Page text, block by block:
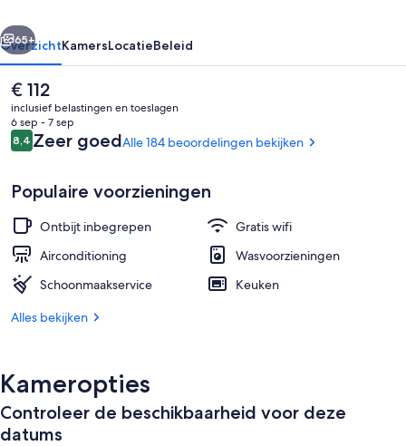
Voorkant van accommodatie
Volgende
65+
OverzichtKamersLocatieBeleid
De
huidige
prijs
is
€ 112
€ 112
inclusief belastingen en toeslagen
6 sep - 7 sep
Beoordelingen
8,48,4 op 10 –
Zeer goedAlle 184 beoordelingen bekijken
Populaire voorzieningen
Ontbijt inbegrepen
Gratis wifi
Airconditioning
Wasvoorzieningen
Schoonmaakservice
Keuken
Alles bekijken
Kameropties
Controleer de beschikbaarheid voor deze
datums